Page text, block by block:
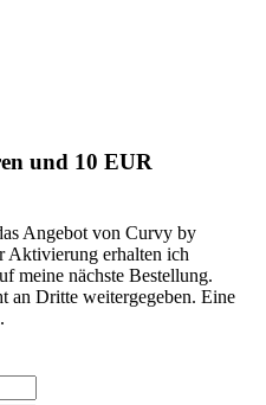
und 10 EUR
Angebot von Curvy by
erhalten ich
meine nächste Bestellung.
an Dritte weitergegeben. Eine